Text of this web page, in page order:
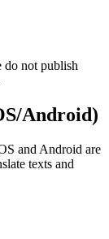
do not publish
Android)
and Android are
texts and